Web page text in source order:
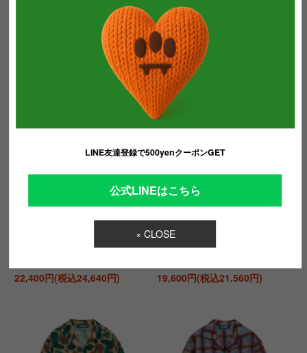
22,400円(税込24,640円)
【SALE】
19,600円(税込21,560円)
BARROW POPELINE SHIRT
定価：32,000円(税込35,200円)
22,400円(税込24,640円)
BARROW POPELINE SHORTS
(029)
定価：28,000円(税込30,800円)
19,600円(税込21,560円)
LINE友達登録で500yenクーポンGET
公式LINEはこちら
× CLOSE